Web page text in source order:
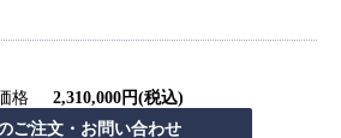
格 2,310,000円(税込)